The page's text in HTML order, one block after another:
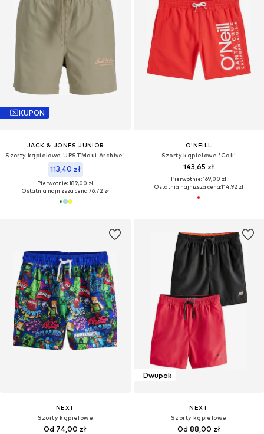
KUPON
JACK & JONES JUNIOR
Szorty kąpielowe 'JPSTMaui Archive'
113,40 zł
Pierwotnie: 189,00 zł
Ostatnia najniższa cena:76,72 zł
O'NEILL
Szorty kąpielowe 'Cali'
143,65 zł
Pierwotnie: 169,00 zł
Ostatnia najniższa cena:114,92 zł
NEXT
Szorty kąpielowe
Od 74,00 zł
Dwupak
NEXT
Szorty kąpielowe
Od 88,00 zł